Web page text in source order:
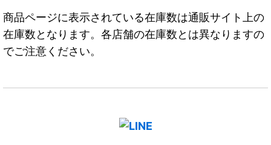
商品ページに表示されている在庫数は通販サイト上の
在庫数となります。各店舗の在庫数とは異なりますの
でご注意ください。